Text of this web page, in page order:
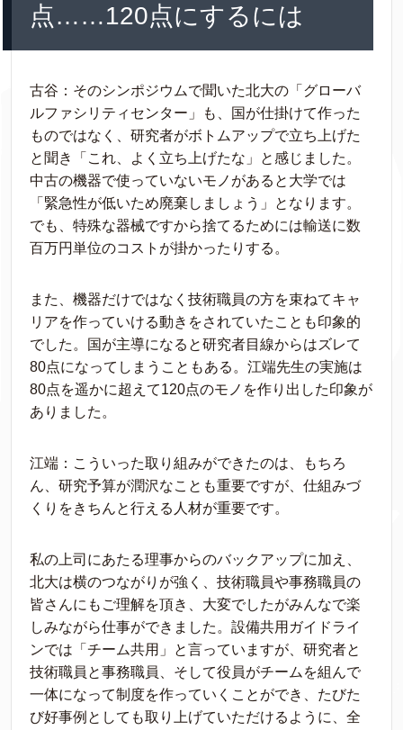
点……120点にするには
古谷：そのシンポジウムで聞いた北大の「グローバ
ルファシリティセンター」も、国が仕掛けて作った
ものではなく、研究者がボトムアップで立ち上げた
と聞き「これ、よく立ち上げたな」と感じました。
中古の機器で使っていないモノがあると大学では
「緊急性が低いため廃棄しましょう」となります。
でも、特殊な器械ですから捨てるためには輸送に数
百万円単位のコストが掛かったりする。
また、機器だけではなく技術職員の方を束ねてキャ
リアを作っていける動きをされていたことも印象的
でした。国が主導になると研究者目線からはズレて
80点になってしまうこともある。江端先生の実施は
80点を遥かに超えて120点のモノを作り出した印象が
ありました。
江端：こういった取り組みができたのは、もちろ
ん、研究予算が潤沢なことも重要ですが、仕組みづ
くりをきちんと行える人材が重要です。
私の上司にあたる理事からのバックアップに加え、
北大は横のつながりが強く、技術職員や事務職員の
皆さんにもご理解を頂き、大変でしたがみんなで楽
しみながら仕事ができました。設備共用ガイドライ
ンでは「チーム共用」と言っていますが、研究者と
技術職員と事務職員、そして役員がチームを組んで
一体になって制度を作っていくことができ、たびた
び好事例としても取り上げていただけるように、全